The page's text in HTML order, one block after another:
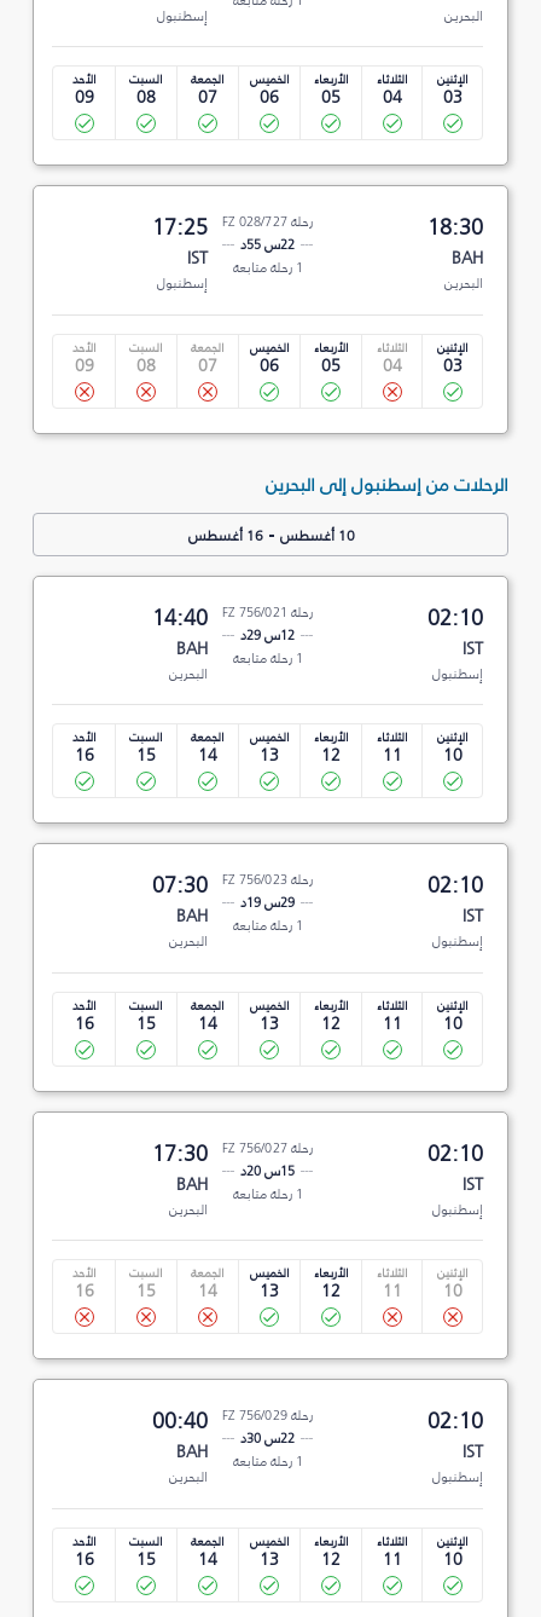
البحرين إسطنبول
الإثنين
03
الثلاثاء
04
الأربعاء
05
الخميس
06
الجمعة
07
السبت
08
الأحد
09
18:30
BAH
البحرين
رحلة FZ 028/727
22س 55د
1 رحلة متابعة
17:25
IST
إسطنبول
الإثنين
03
الثلاثاء
04
الأربعاء
05
الخميس
06
الجمعة
07
السبت
08
الأحد
09
الرحلات من إسطنبول إلى البحرين
10 أغسطس -16 أغسطس
02:10
IST
إسطنبول
رحلة FZ 756/021
12س 29د
1 رحلة متابعة
14:40
BAH
البحرين
الإثنين
10
الثلاثاء
11
الأربعاء
12
الخميس
13
الجمعة
14
السبت
15
الأحد
16
02:10
IST
إسطنبول
رحلة FZ 756/023
29س 19د
1 رحلة متابعة
07:30
BAH
البحرين
الإثنين
10
الثلاثاء
11
الأربعاء
12
الخميس
13
الجمعة
14
السبت
15
الأحد
16
02:10
IST
إسطنبول
رحلة FZ 756/027
15س 20د
1 رحلة متابعة
17:30
BAH
البحرين
الإثنين
10
الثلاثاء
11
الأربعاء
12
الخميس
13
الجمعة
14
السبت
15
الأحد
16
02:10
IST
إسطنبول
رحلة FZ 756/029
22س 30د
1 رحلة متابعة
00:40
BAH
البحرين
الإثنين
10
الثلاثاء
11
الأربعاء
12
الخميس
13
الجمعة
14
السبت
15
الأحد
16